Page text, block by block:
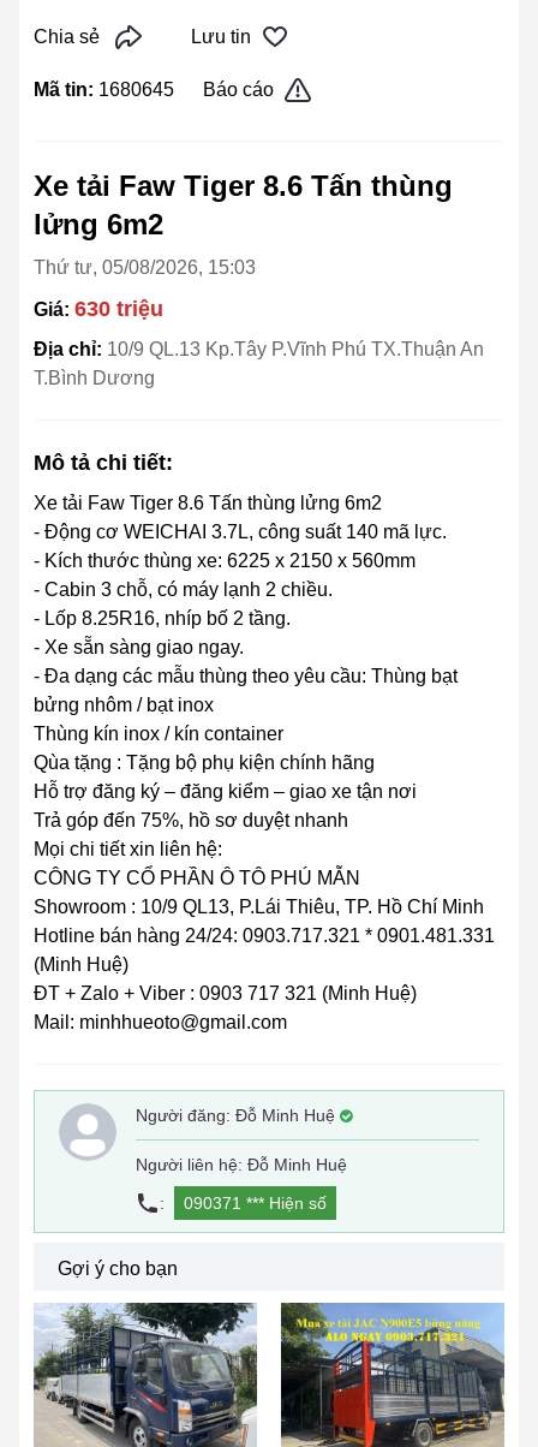
Chia sẻ Lưu tin
Mã tin: 1680645 Báo cáo
Xe tải Faw Tiger 8.6 Tấn thùng
lửng 6m2
Thứ tư, 05/08/2026, 15:03
Giá: 630 triệu
Địa chỉ: 10/9 QL.13 Kp.Tây P.Vĩnh Phú TX.Thuận An
T.Bình Dương
Mô tả chi tiết:
Xe tải Faw Tiger 8.6 Tấn thùng lửng 6m2
- Động cơ WEICHAI 3.7L, công suất 140 mã lực.
- Kích thước thùng xe: 6225 x 2150 x 560mm
- Cabin 3 chỗ, có máy lạnh 2 chiều.
- Lốp 8.25R16, nhíp bố 2 tầng.
- Xe sẵn sàng giao ngay.
- Đa dạng các mẫu thùng theo yêu cầu: Thùng bạt
bửng nhôm / bạt inox
Thùng kín inox / kín container
Qùa tặng : Tặng bộ phụ kiện chính hãng
Hỗ trợ đăng ký – đăng kiểm – giao xe tận nơi
Trả góp đến 75%, hồ sơ duyệt nhanh
Mọi chi tiết xin liên hệ:
CÔNG TY CỔ PHẦN Ô TÔ PHÚ MẪN
Showroom : 10/9 QL13, P.Lái Thiêu, TP. Hồ Chí Minh
Hotline bán hàng 24/24: 0903.717.321 * 0901.481.331
(Minh Huệ)
ĐT + Zalo + Viber : 0903 717 321 (Minh Huệ)
Mail: minhhueoto@gmail.com
Người đăng: Đỗ Minh Huệ
Người liên hệ: Đỗ Minh Huệ
:
090371 *** Hiện số
Gợi ý cho bạn